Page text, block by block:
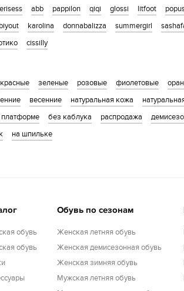
erisess abb pappilon qiqi glossi litfoot
biyout karolina donnabalizza summergirl
cissilly
красные зеленые розовые фиолетовые
весенние натуральная кожа
платформе без каблука распродажа
на шпильке
обувь
обувь
Обувь по сезонам
Женская летняя обувь
Женская демисезонная обувь
Женская зимняя обувь
Мужская летняя обувь